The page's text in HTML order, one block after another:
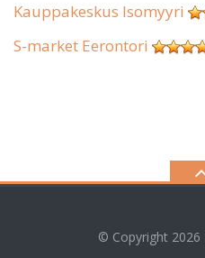
Kauppakeskus Isomyyri
S-market Eerontori
© Copyright 2026